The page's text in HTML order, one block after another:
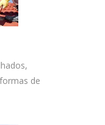
de